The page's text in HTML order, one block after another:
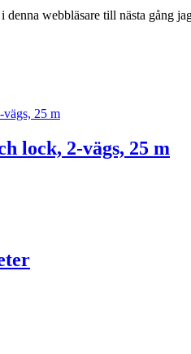
webbläsare till nästa gång
lock, 2-vägs, 25 m